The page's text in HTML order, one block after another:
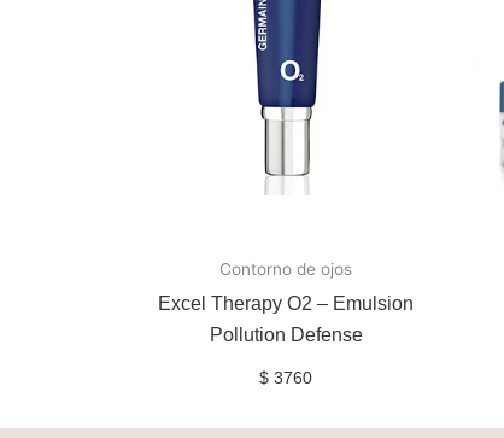
Contorno de ojos
Excel Therapy O2 – Emulsion
Pollution Defense
$ 3760